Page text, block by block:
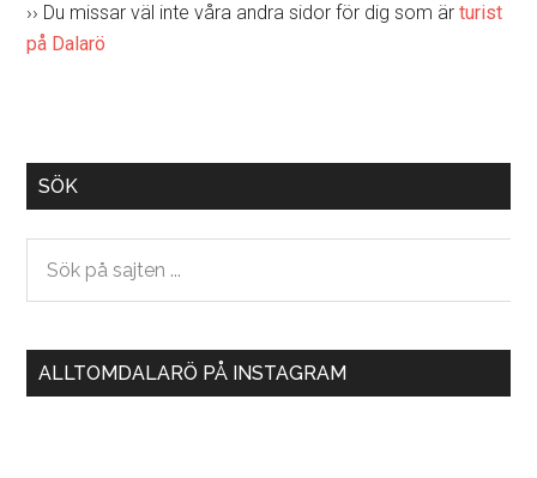
›› Du missar väl inte våra andra sidor för dig som ärturist
på Dalarö
Primary
Sidebar
SÖK
...
ALLTOMDALARÖ PÅ INSTAGRAM